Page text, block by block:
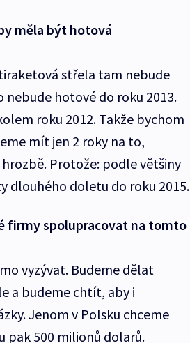
měla být hotová
střela tam nebude
nebude hotové do roku 2013.
roku 2012. Takže bychom
mít jen 2 roky na to,
Protože: podle většiny
dlouhého doletu do roku 2015.
firmy spolupracovat na tomto
vyzývat. Budeme dělat
a budeme chtít, aby i
Jenom v Polsku chceme
pak 500 milionů dolarů.